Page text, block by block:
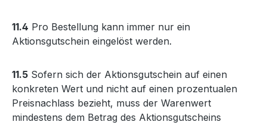
11.4 Pro Bestellung kann immer nur ein
Aktionsgutschein eingelöst werden.
11.5 Sofern sich der Aktionsgutschein auf einen
konkreten Wert und nicht auf einen prozentualen
Preisnachlass bezieht, muss der Warenwert
mindestens dem Betrag des Aktionsgutscheins